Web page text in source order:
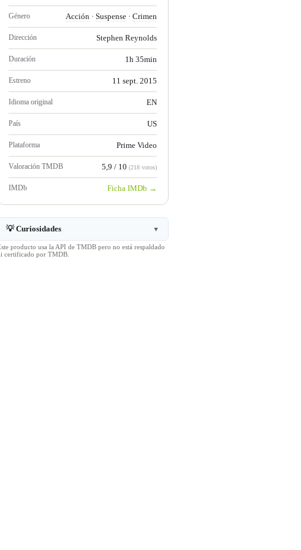
Género Acción · Suspense · Crimen
Dirección Stephen Reynolds
Duración 1h 35min
Estreno 11 sept. 2015
Idioma original EN
País US
Plataforma Prime Video
Valoración TMDB 5,9 / 10 (218 votos)
IMDb Ficha IMDb →
💡 Curiosidades ▼
producto usa la API de TMDB pero no está respaldado
certificado por TMDB.